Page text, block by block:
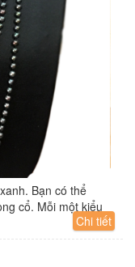
Bạn có thể
cổ. Mỗi một kiểu
Chi tiết